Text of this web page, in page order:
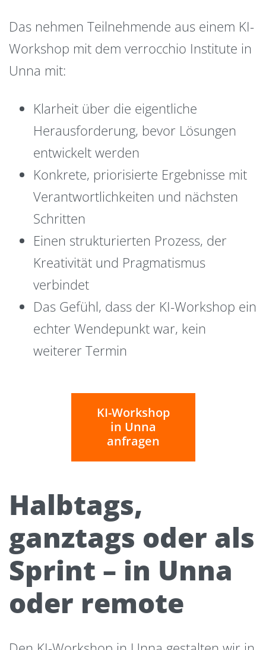
Das nehmen Teilnehmende aus einem KI-
Workshop mit dem verrocchio Institute in
Unna mit:
Klarheit über die eigentliche
Herausforderung, bevor Lösungen
entwickelt werden
Konkrete, priorisierte Ergebnisse mit
Verantwortlichkeiten und nächsten
Schritten
Einen strukturierten Prozess, der
Kreativität und Pragmatismus
verbindet
Das Gefühl, dass der KI-Workshop ein
echter Wendepunkt war, kein
weiterer Termin
KI-Workshop
in Unna
anfragen
Halbtags,
ganztags oder als
Sprint – in Unna
oder remote